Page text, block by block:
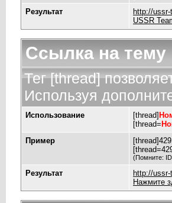
Результат
http://
USSR
Ссылка на тему
Тег [thread]
Используя
Использование [thread]
[thread=
Пример
(Помните:
Результат
http://
Нажмите